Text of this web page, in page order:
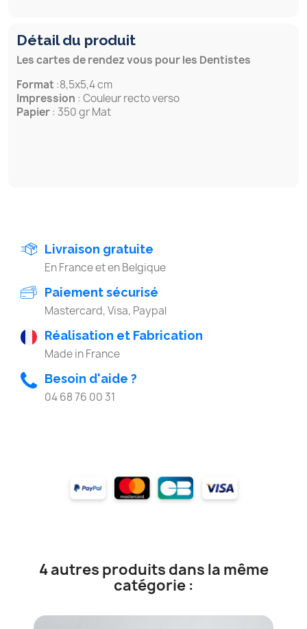
Détail du produit
Les cartes de rendez vous pour les Dentistes
Format :8,5x5,4 cm
Impression : Couleur recto verso
Papier: 350 gr Mat
Livraison gratuite
En France et en Belgique
Paiement sécurisé
Mastercard, Visa, Paypal
Réalisation et Fabrication
Made in France
Besoin d'aide ?
04 68 76 00 31
4 autres produits dans la même
catégorie :